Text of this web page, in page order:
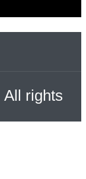
All rights